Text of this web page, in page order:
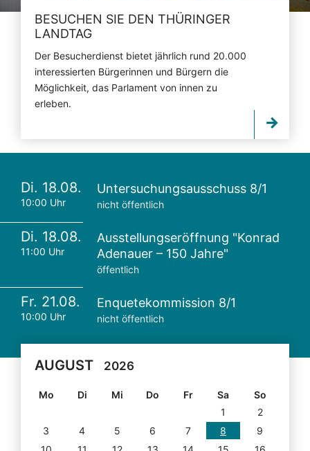
BESUCHEN SIE DEN THÜRINGER
LANDTAG
Der Besucherdienst bietet jährlich rund 20.000
interessierten Bürgerinnen und Bürgern die
Möglichkeit, das Parlament von innen zu
erleben.
Di. 18.08.
10:00 Uhr
Untersuchungsausschuss 8/1
nicht öffentlich
Di. 18.08.
11:00 Uhr
Ausstellungseröffnung "Konrad
Adenauer – 150 Jahre"
öffentlich
Fr. 21.08.
10:00 Uhr
Enquetekommission 8/1
nicht öffentlich
AUGUST 2026
Mo Di Mi Do Fr Sa
So
1
2
3
4 5 6 7 8
9